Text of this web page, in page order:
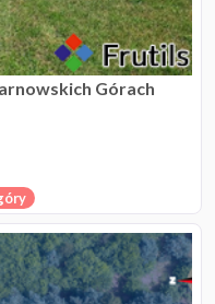
Górach